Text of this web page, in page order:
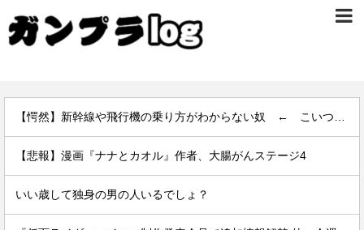
【悲報】漫画『ナナとカオル』作者、大腸がんステージ4
いい歳して独身の男の人いるでしょ？